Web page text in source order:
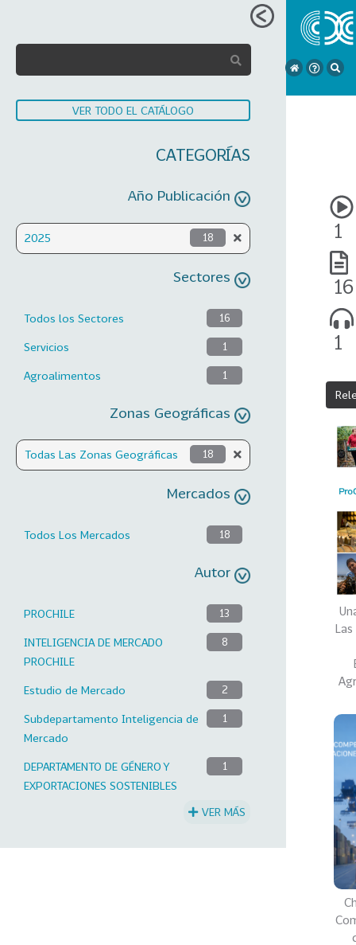
VER TODO EL CATÁLOGO
CATEGORÍAS
Año Publicación
2025 18
Sectores
Todos los Sectores 16
Servicios 1
Agroalimentos 1
Zonas Geográficas
Todas Las Zonas Geográficas 18
Mercados
Todos Los Mercados 18
Autor
PROCHILE 13
INTELIGENCIA DE MERCADO
PROCHILE
8
Estudio de Mercado 2
Subdepartamento Inteligencia de
Mercado
1
DEPARTAMENTO DE GÉNERO Y
EXPORTACIONES SOSTENIBLES
1
VER MÁS
1
16
1
Las